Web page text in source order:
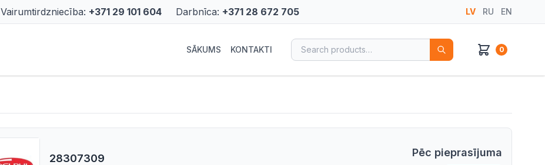
Vairumtirdzniecība: +371 29 101 604 Darbnīca: +371 28 672 705 LV RU EN
SĀKUMS KONTAKTI Search for: 0
28307309 Pēc pieprasījuma